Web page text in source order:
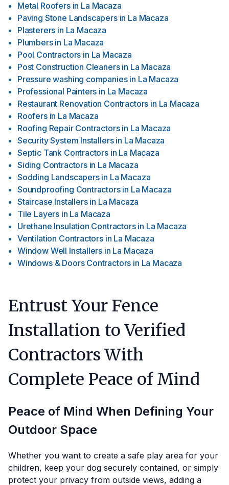
Metal Roofers in La Macaza
Paving Stone Landscapers in La Macaza
Plasterers in La Macaza
Plumbers in La Macaza
Pool Contractors in La Macaza
Post Construction Cleaners in La Macaza
Pressure washing companies in La Macaza
Professional Painters in La Macaza
Restaurant Renovation Contractors in La Macaza
Roofers in La Macaza
Roofing Repair Contractors in La Macaza
Security System Installers in La Macaza
Septic Tank Contractors in La Macaza
Siding Contractors in La Macaza
Sodding Landscapers in La Macaza
Soundproofing Contractors in La Macaza
Staircase Installers in La Macaza
Tile Layers in La Macaza
Urethane Insulation Contractors in La Macaza
Ventilation Contractors in La Macaza
Window Well Installers in La Macaza
Windows & Doors Contractors in La Macaza
Entrust Your Fence
Installation to Verified
Contractors With
Complete Peace of Mind
Peace of Mind When Defining Your
Outdoor Space
Whether you want to create a safe play area for your
children, keep your dog securely contained, or simply
protect your privacy from outside views, adding a